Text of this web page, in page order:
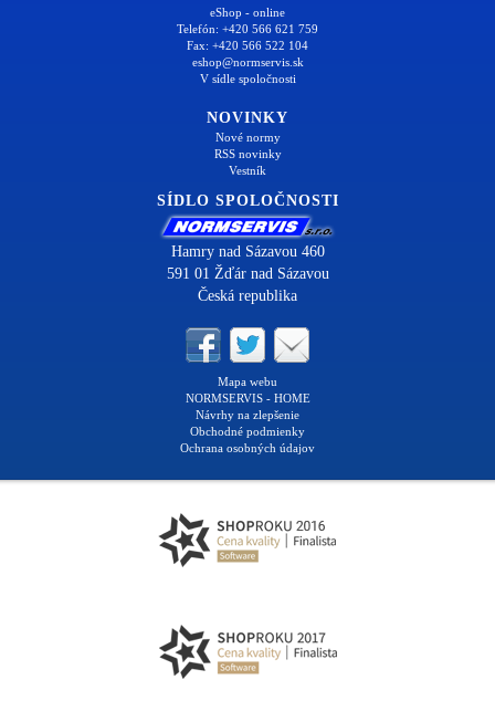
eShop - online
Telefón: +420 566 621 759
Fax: +420 566 522 104
eshop@normservis.sk
V sídle spoločnosti
NOVINKY
Nové normy
RSS novinky
Vestník
SÍDLO SPOLOČNOSTI
Hamry nad Sázavou 460
591 01 Žďár nad Sázavou
Česká republika
Mapa webu
NORMSERVIS - HOME
Návrhy na zlepšenie
Obchodné podmienky
Ochrana osobných údajov